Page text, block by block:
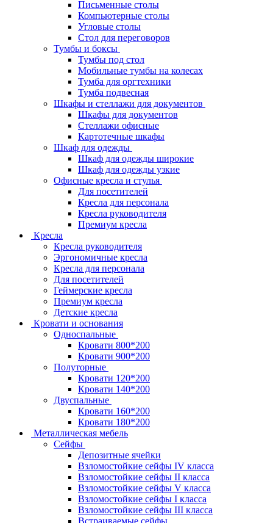
Письменные столы
Компьютерные столы
Угловые столы
Стол для переговоров
Тумбы и боксы
Тумбы под стол
Мобильные тумбы на колесах
Тумба для оргтехники
Тумба подвесная
Шкафы и стеллажи для документов
Шкафы для документов
Стеллажи офисные
Картотечные шкафы
Шкаф для одежды
Шкаф для одежды широкие
Шкаф для одежды узкие
Офисные кресла и стулья
Для посетителей
Кресла для персонала
Кресла руководителя
Премиум кресла
Кресла
Кресла руководителя
Эргономичные кресла
Кресла для персонала
Для посетителей
Геймерские кресла
Премиум кресла
Детские кресла
Кровати и основания
Односпальные
Кровати 800*200
Кровати 900*200
Полуторные
Кровати 120*200
Кровати 140*200
Двуспальные
Кровати 160*200
Кровати 180*200
Металлическая мебель
Сейфы
Депозитные ячейки
Взломостойкие сейфы IV класса
Взломостойкие сейфы II класса
Взломостойкие сейфы V класса
Взломостойкие сейфы I класса
Взломостойкие сейфы III класса
Встраиваемые сейфы